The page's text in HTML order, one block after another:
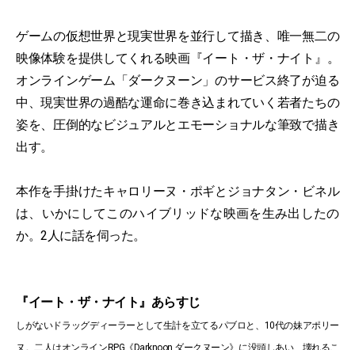
ゲームの仮想世界と現実世界を並行して描き、唯一無二の
映像体験を提供してくれる映画『イート・ザ・ナイト』。
オンラインゲーム「ダークヌーン」のサービス終了が迫る
中、現実世界の過酷な運命に巻き込まれていく若者たちの
姿を、圧倒的なビジュアルとエモーショナルな筆致で描き
出す。
本作を手掛けたキャロリーヌ・ポギとジョナタン・ビネル
は、いかにしてこのハイブリッドな映画を生み出したの
か。2人に話を伺った。
『イート・ザ・ナイト』あらすじ
しがないドラッグディーラーとして生計を立てるパブロと、10代の妹アポリー
ヌ。二人はオンラインRPG《Darknoon ダークヌーン》に没頭しあい、壊れるこ